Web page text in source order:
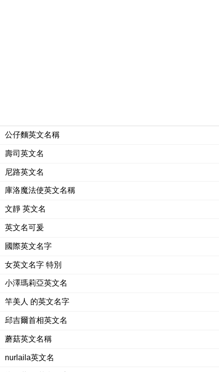
公仔麵英文名稱
壽司英文名
尼路英文名
庫洛魔法使英文名稱
文靜 英文名
英文名可爰
國際英文名字
女英文名字 特別
小澤瑪莉亞英文名
竿美人 的英文名字
邱吉爾首相英文名
蘑菇英文名稱
nurlaila英文名